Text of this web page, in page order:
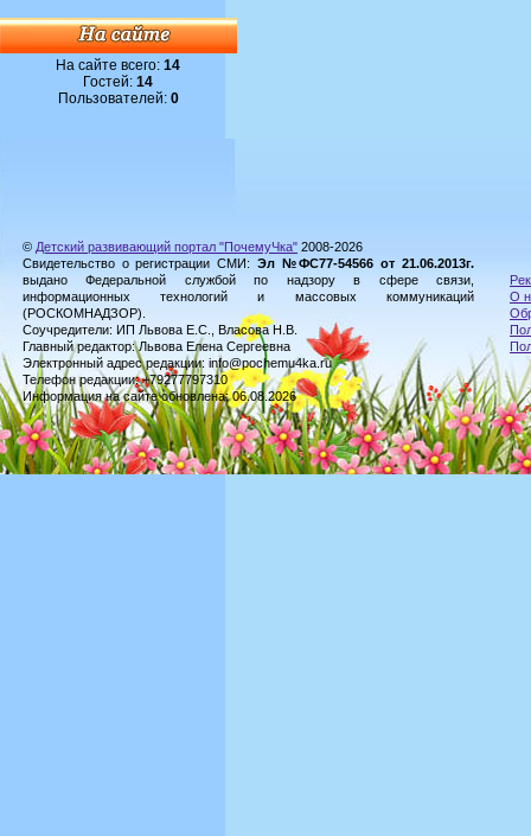
На сайте всего:14
Гостей:14
Пользователей: 0
© Детский развивающий портал "ПочемуЧка" 2008-2026
Свидетельство о регистрации СМИ: Эл №ФС77-54566 от 21.06.2013г.
выдано Федеральной службой по надзору в сфере связи,
информационных технологий и массовых коммуникаций
(РОСКОМНАДЗОР).
Соучредители: ИП Львова Е.С., Власова Н.В.
Главный редактор: Львова Елена Сергеевна
Электронный адрес редакции: info@pochemu4ka.ru
Телефон редакции: +79277797310
Информация на сайте обновлена: 06.08.2026
О